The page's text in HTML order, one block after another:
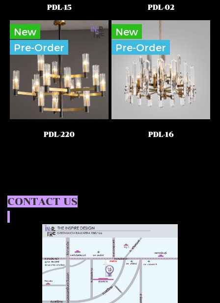
PDL-15 PDL-02
New
Pre-Order
PDL-220
New
Pre-Order
PDL-16
CONTACT US